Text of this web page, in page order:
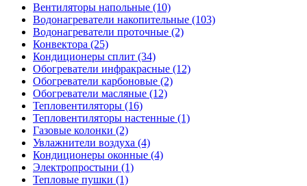
Вентиляторы напольные (10)
Водонагреватели накопительные (103)
Водонагреватели проточные (2)
Конвектора (25)
Кондиционеры сплит (34)
Обогреватели инфракрасные (12)
Обогреватели карбоновые (2)
Обогреватели масляные (12)
Тепловентиляторы (16)
Тепловентиляторы настенные (1)
Газовые колонки (2)
Увлажнители воздуха (4)
Кондиционеры оконные (4)
Электропростыни (1)
Тепловые пушки (1)